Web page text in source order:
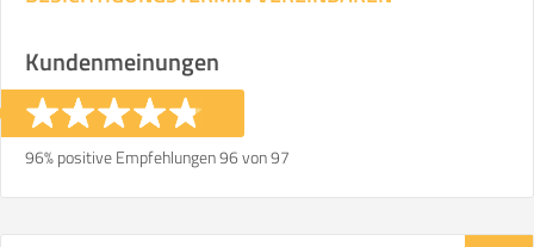
Kundenmeinungen
96% positive Empfehlungen 96 von 97